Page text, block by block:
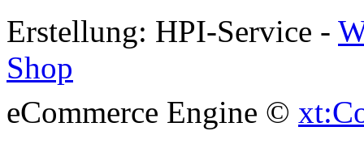
Erstellung: HPI-Service -
Shop
eCommerce Engine ©